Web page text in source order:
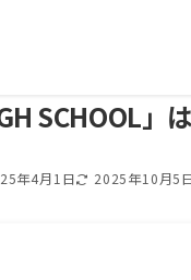
SCHOOL」
年4月1日 2025年10月5